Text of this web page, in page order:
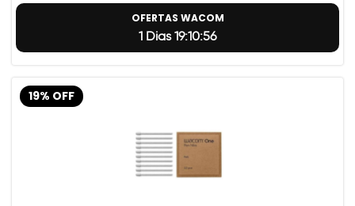
OFERTAS WACOM
1 Dias 19:10:55
19% OFF